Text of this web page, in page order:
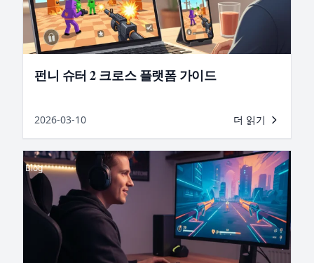
펀니 슈터 2 크로스 플랫폼 가이드
2026-03-10 더 읽기
Blog